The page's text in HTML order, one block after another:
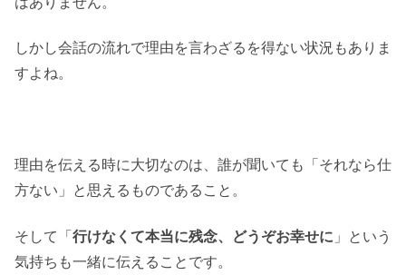
しかし会話の流れで理由を言わざるを得ない状況もありま
すよね。
理由を伝える時に大切なのは、誰が聞いても「それなら仕
方ない」と思えるものであること。
そして「 行けなくて本当に残念、どうぞお幸せに 」という
気持ちも一緒に伝えることです。